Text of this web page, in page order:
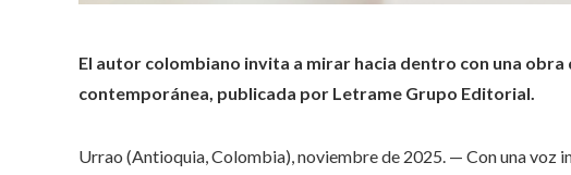
El autor colombiano invita a mirar hacia dentro con una
contemporánea, publicada por Letrame Grupo Editorial.
Urrao (Antioquia, Colombia), noviembre de 2025. — Con una voz